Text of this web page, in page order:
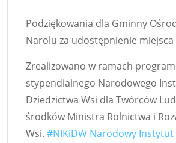
Podziękowania dla Gminny
Narolu za udostępnienie miejsca
Zrealizowano w ramach
stypendialnego Narodowego
Dziedzictwa Wsi dla Twórców
środków Ministra Rolnictwa i
Wsi. #NIKiDW Narodowy